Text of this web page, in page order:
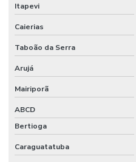
Projeto arquitetônico preço
Projeto arquitetônico preço por
Projeto arquitetônico quanto custa
Projeto arquitetônico residencial
Reforma comercial construtora
Reforma comercial engenharia
Itapevi
Caierias
Taboão da Serra
Arujá
Mairiporã
ABCD
Bertioga
Caraguatatuba